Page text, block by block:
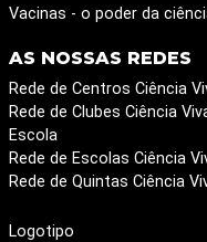
Vacinas - o poder da
AS NOSSAS REDES
Rede de Centros Ciência
Rede de Clubes Ciência
Escola
Rede de Escolas Ciência
Rede de Quintas Ciência
Logotipo